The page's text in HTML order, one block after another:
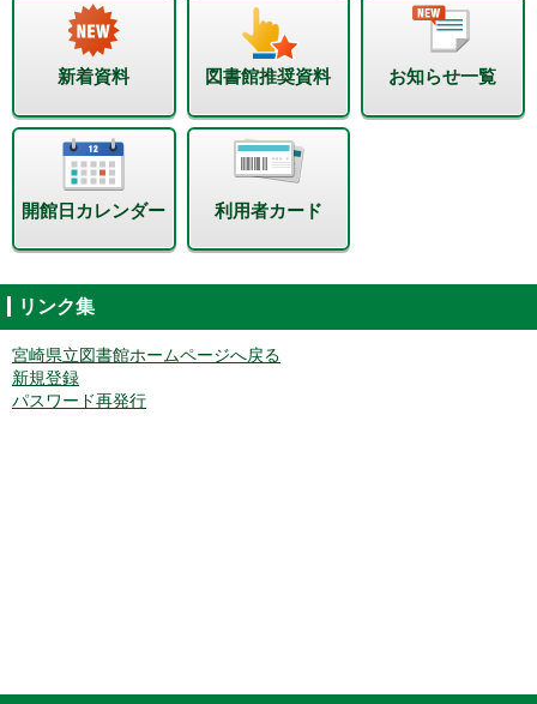
新着資料 図書館推奨資料 お知らせ一覧
開館日カレンダー 利用者カード
リンク集
宮崎県立図書館ホームページへ戻る
新規登録
パスワード再発行